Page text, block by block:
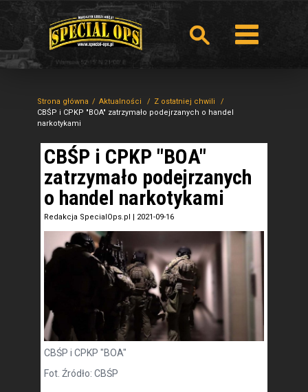
Strona główna Aktualności
Z ostatniej chwili
CBŚP i CPKP "BOA" zatrzymało podejrzanych o handel
narkotykami
CBŚP i CPKP "BOA"
zatrzymało podejrzanych
o handel narkotykami
Redakcja SpecialOps.pl | 2021-09-16
CBŚP i CPKP "BOA"
Fot. Źródło: CBŚP